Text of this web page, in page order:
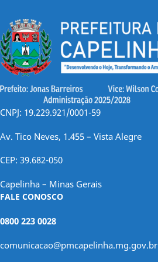
CNPJ: 19.229.921/0001-59
Av. Tico Neves, 1.455 – Vista Alegre
CEP: 39.682-050
Capelinha – Minas Gerais
FALE CONOSCO
0800 223 0028
comunicacao@pmcapelinha.mg.gov.br